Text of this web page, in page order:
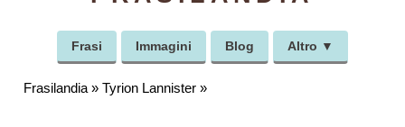
Frasi Immagini Blog Altro ▼
Frasilandia »Tyrion Lannister »